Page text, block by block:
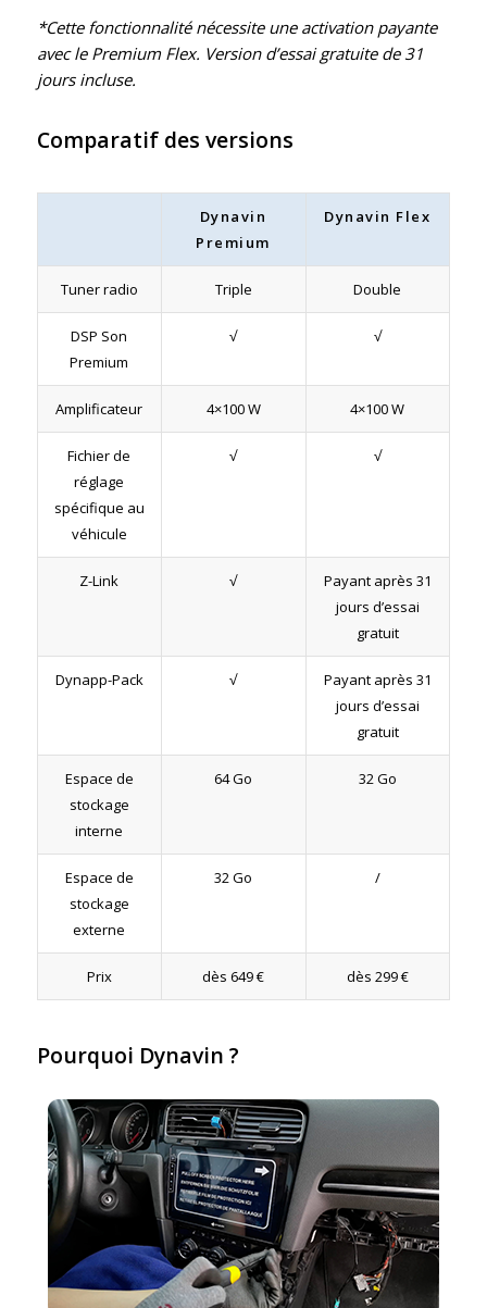
*Cette fonctionnalité nécessite une activation payante
avec le Premium Flex. Version d’essai gratuite de 31
jours incluse.
Comparatif des versions
Dynavin
Premium
Dynavin Flex
Tuner radio Triple Double
DSP Son
Premium
√ √
Amplificateur 4×100 W 4×100 W
Fichier de
réglage
spécifique au
véhicule
√ √
Z-Link √
Payant après 31
jours d’essai
gratuit
Dynapp-Pack √
Payant après 31
jours d’essai
gratuit
Espace de
stockage
interne
64 Go 32 Go
Espace de
stockage
externe
32 Go /
Prix dès 649 € dès 299 €
Pourquoi Dynavin ?